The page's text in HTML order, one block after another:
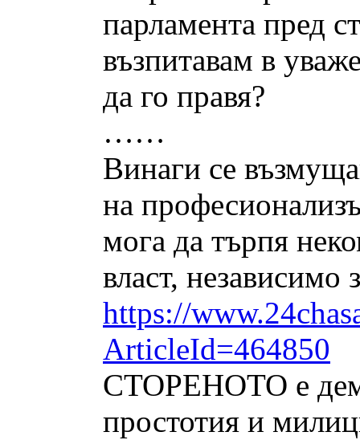
парламента пред
възпитавам в
да го правя?
……
Винаги се
на
мога да търпя
власт, независимо
https://
ArticleId=464850
СТОРЕНОТО е
простотия и